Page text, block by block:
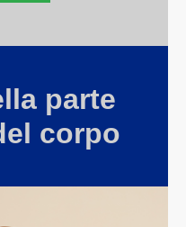
parte
corpo